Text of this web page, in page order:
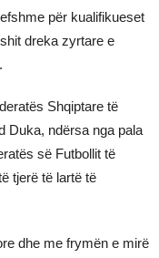
për kualifikueset
dreka zyrtare e
Shqiptare të
Duka, ndërsa nga pala
së Futbollit të
tjerë të lartë të
dhe me frymën e mirë